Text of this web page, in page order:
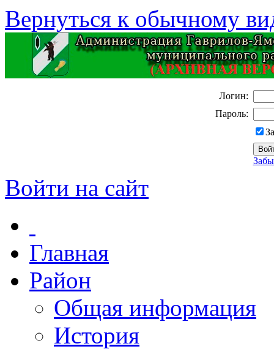
Вернуться к обычному
Логин:
Пароль:
Войти на сайт
Главная
Район
Общая информация
История